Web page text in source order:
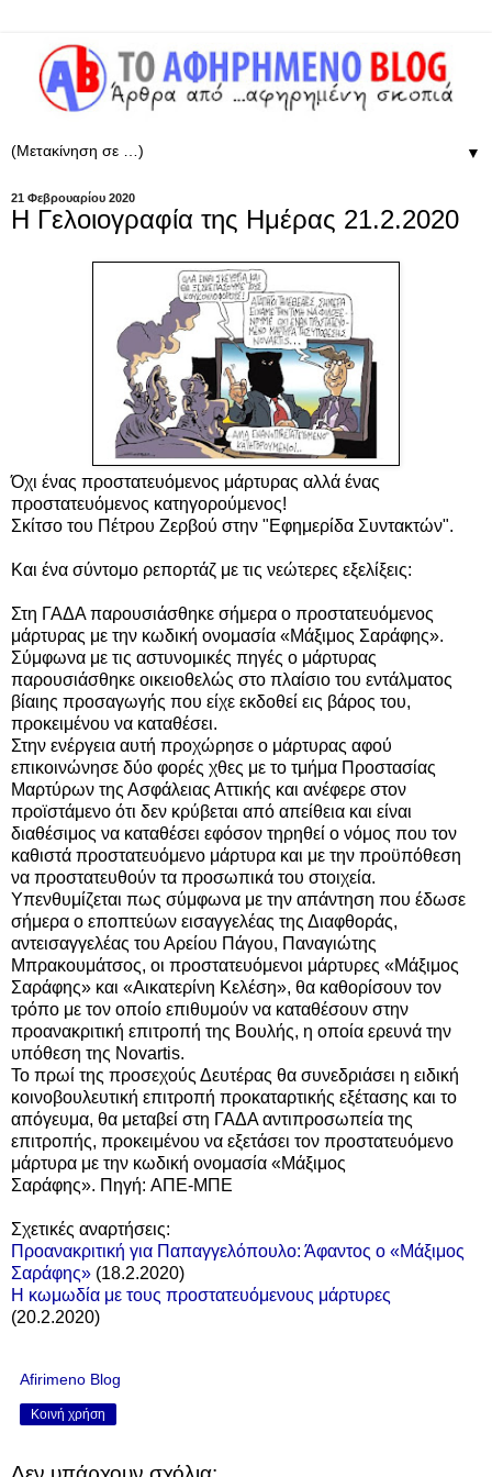
▼
21 Φεβρουαρίου 2020
Η Γελοιογραφία της Ημέρας 21.2.2020
Όχι ένας προστατευόμενος μάρτυρας αλλά ένας
προστατευόμενος κατηγορούμενος!
Σκίτσο του Πέτρου Ζερβού στην "Εφημερίδα Συντακτών".
Και ένα σύντομο ρεπορτάζ με τις νεώτερες εξελίξεις:
Στη ΓΑΔΑ παρουσιάσθηκε σήμερα ο προστατευόμενος
μάρτυρας με την κωδική ονομασία «Μάξιμος Σαράφης».
Σύμφωνα με τις αστυνομικές πηγές ο μάρτυρας
παρουσιάσθηκε οικειοθελώς στο πλαίσιο του εντάλματος
βίαιης προσαγωγής που είχε εκδοθεί εις βάρος του,
προκειμένου να καταθέσει.
Στην ενέργεια αυτή προχώρησε ο μάρτυρας αφού
επικοινώνησε δύο φορές χθες με το τμήμα Προστασίας
Μαρτύρων της Ασφάλειας Αττικής και ανέφερε στον
προϊστάμενο ότι δεν κρύβεται από απείθεια και είναι
διαθέσιμος να καταθέσει εφόσον τηρηθεί ο νόμος που τον
καθιστά προστατευόμενο μάρτυρα και με την προϋπόθεση
να προστατευθούν τα προσωπικά του στοιχεία.
Υπενθυμίζεται πως σύμφωνα με την απάντηση που έδωσε
σήμερα ο εποπτεύων εισαγγελέας της Διαφθοράς,
αντεισαγγελέας του Αρείου Πάγου, Παναγιώτης
Μπρακουμάτσος, οι προστατευόμενοι μάρτυρες «Μάξιμος
Σαράφης» και «Αικατερίνη Κελέση», θα καθορίσουν τον
τρόπο με τον οποίο επιθυμούν να καταθέσουν στην
προανακριτική επιτροπή της Βουλής, η οποία ερευνά την
υπόθεση της Novartis.
Το πρωί της προσεχούς Δευτέρας θα συνεδριάσει η ειδική
κοινοβουλευτική επιτροπή προκαταρτικής εξέτασης και το
απόγευμα, θα μεταβεί στη ΓΑΔΑ αντιπροσωπεία της
επιτροπής, προκειμένου να εξετάσει τον προστατευόμενο
μάρτυρα με την κωδική ονομασία «Μάξιμος
Σαράφης». Πηγή: ΑΠΕ-ΜΠΕ
Σχετικές αναρτήσεις:
Προανακριτική για Παπαγγελόπουλο: Άφαντος ο «Μάξιμος
Σαράφης» (18.2.2020)
Η κωμωδία με τους προστατευόμενους μάρτυρες
(20.2.2020)
Afirimeno Blog
Κοινή χρήση